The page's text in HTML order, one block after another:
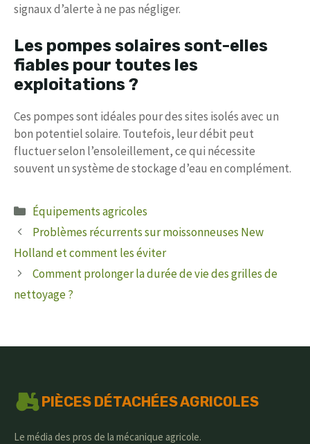
signaux d’alerte à ne pas négliger.
Les pompes solaires sont-elles
fiables pour toutes les
exploitations ?
Ces pompes sont idéales pour des sites isolés avec un
bon potentiel solaire. Toutefois, leur débit peut
fluctuer selon l’ensoleillement, ce qui nécessite
souvent un système de stockage d’eau en complément.
Catégories
Équipements agricoles
Problèmes récurrents sur moissonneuses New
Holland et comment les éviter
Comment prolonger la durée de vie des grilles de
nettoyage ?
PIÈCES DÉTACHÉES AGRICOLES
Le média des pros de la mécanique agricole.